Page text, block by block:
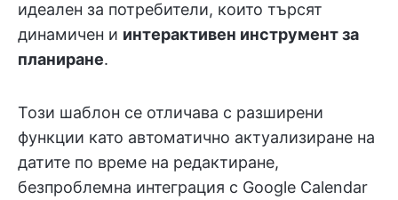
идеален за потребители, които търсят
динамичен и интерактивен инструмент за
планиране.
Този шаблон се отличава с разширени
функции като автоматично актуализиране на
датите по време на редактиране,
безпроблемна интеграция с Google Calendar